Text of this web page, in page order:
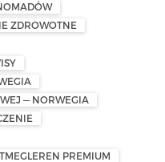
ZDROWOTNE
— NORWEGIA
PREMIUM